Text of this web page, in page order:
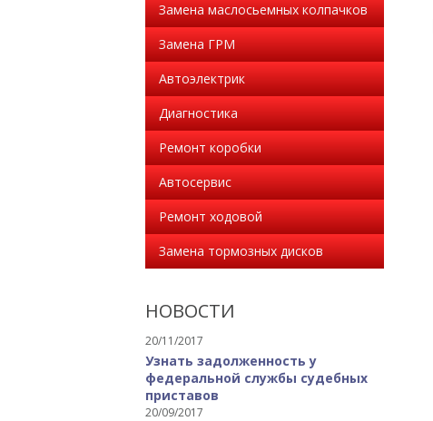
Замена маслосьемных колпачков
Замена ГРМ
Автоэлектрик
Диагностика
Ремонт коробки
Автосервис
Ремонт ходовой
Замена тормозных дисков
НОВОСТИ
20/11/2017
Узнать задолженность у
федеральной службы судебных
приставов
20/09/2017